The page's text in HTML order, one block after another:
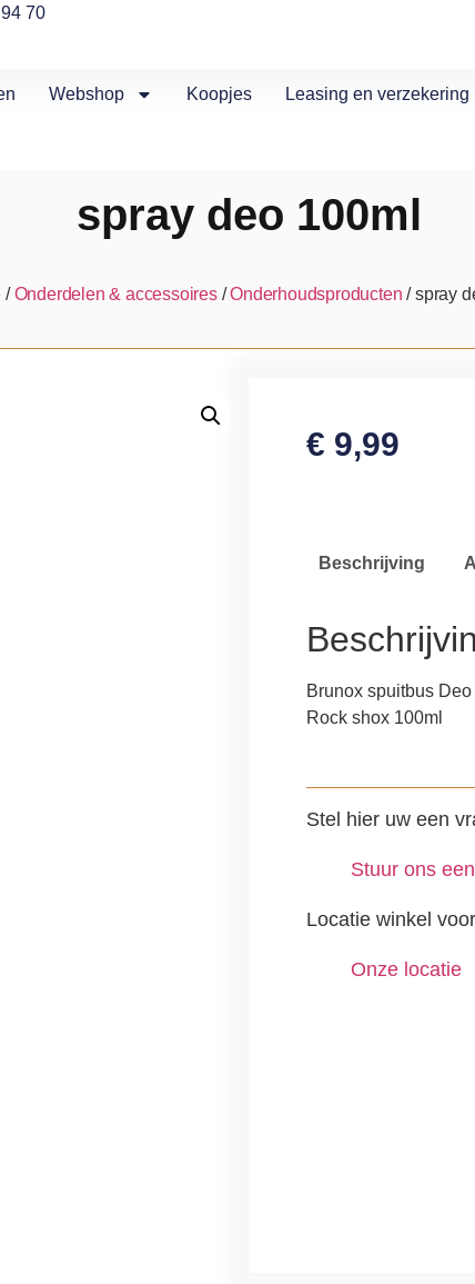
70
Webshop Koopjes Leasing en verzekering
spray deo 100ml
/Onderdelen & accessoires/Onderhoudsproducten / spray
€ 9,99
Beschrijving
Brunox spuitbus
Rock shox 100ml
Stel hier uw een
Stuur ons
Locatie winkel
Onze locatie